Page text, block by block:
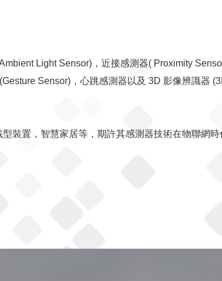
Light Sensor)，近接感測器( Proximity
Sensor)，心跳感測器以及 3D 影像辨識器
裝置，智慧家居等，期許其感測器技術在物聯網